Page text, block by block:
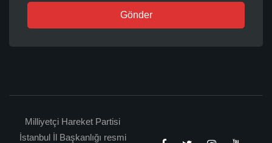
Gönder
Milliyetçi Hareket Partisi
İstanbul İl Başkanlığı resmi